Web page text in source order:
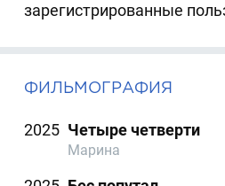
зарегистрированные
ФИЛЬМОГРАФИЯ
2025 Четыре четверти
Марина